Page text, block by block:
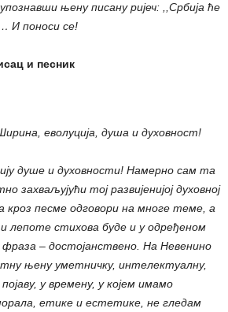
њену писану ријеч: ,,Србија ће
И поноси се!
и песник
еволуција, душа и духовност!
душе и духовности! Намерно сам та
захваљујући тој развијенијој духовној
кроз песме одговори на многе теме, а
лепоте стихова буде и у одређеном
– достојанствено. На Невенино
њену уметничку, интелектуалну,
у времену, у којем имамо
етике и естетике, не гледам